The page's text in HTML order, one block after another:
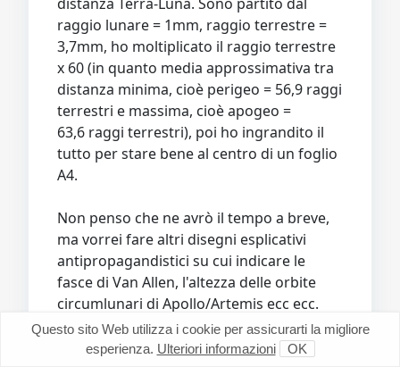
raggio lunare = 1mm, raggio terrestre =
3,7mm, ho moltiplicato il raggio terrestre
x 60 (in quanto media approssimativa tra
distanza minima, cioè perigeo = 56,9 raggi
terrestri e massima, cioè apogeo =
63,6 raggi terrestri), poi ho ingrandito il
tutto per stare bene al centro di un foglio
A4.
Non penso che ne avrò il tempo a breve,
ma vorrei fare altri disegni esplicativi
antipropagandistici su cui indicare le
fasce di Van Allen, l'altezza delle orbite
circumlunari di Apollo/Artemis ecc ecc.
<a href='postimg.cc/rKKHQZdY'
Questo sito Web utilizza i cookie per assicurarti la migliore
esperienza. Ulteriori informazioni OK